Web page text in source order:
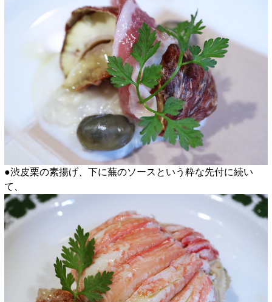
●渋皮栗の素揚げ、下に蕪のソースという粋な先付に続い
て、